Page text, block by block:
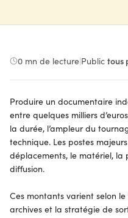
0 mn de lecture|Public :tous
Produire un documentaire
entre quelques milliers
la durée, l’ampleur du
technique. Les postes
déplacements, le matériel, la
diffusion.
Ces montants varient selon
archives et la stratégie de